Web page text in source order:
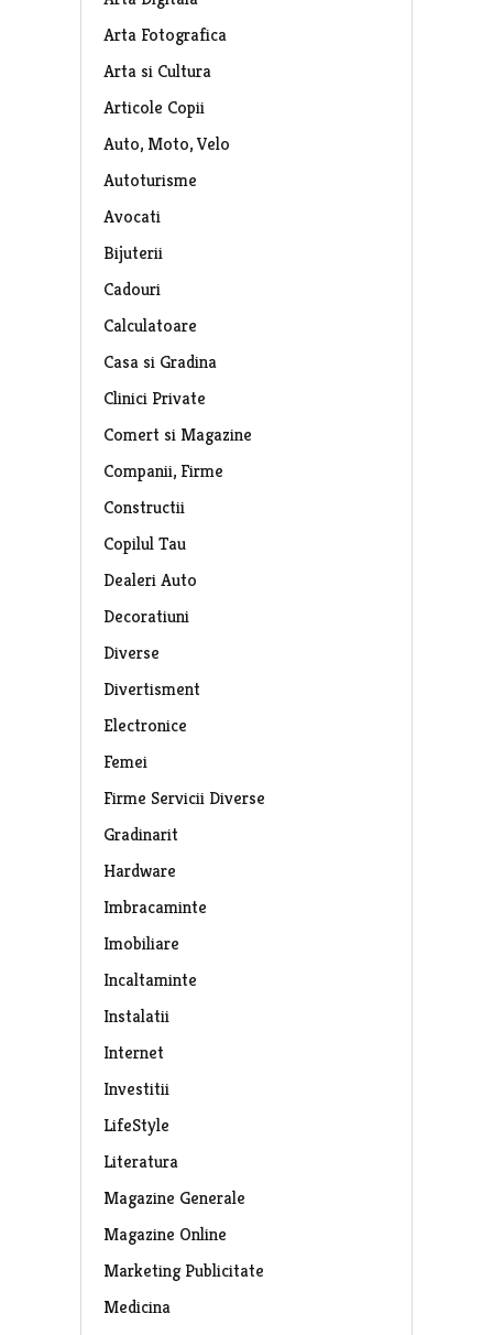
Arta Fotografica
Arta si Cultura
Articole Copii
Auto, Moto, Velo
Autoturisme
Avocati
Bijuterii
Cadouri
Calculatoare
Casa si Gradina
Clinici Private
Comert si Magazine
Companii, Firme
Constructii
Copilul Tau
Dealeri Auto
Decoratiuni
Diverse
Divertisment
Electronice
Femei
Firme Servicii Diverse
Gradinarit
Hardware
Imbracaminte
Imobiliare
Incaltaminte
Instalatii
Internet
Investitii
LifeStyle
Literatura
Magazine Generale
Magazine Online
Marketing Publicitate
Medicina